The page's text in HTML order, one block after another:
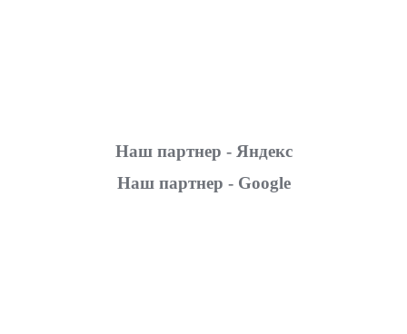
Наш партнер - Яндекс
Наш партнер - Google